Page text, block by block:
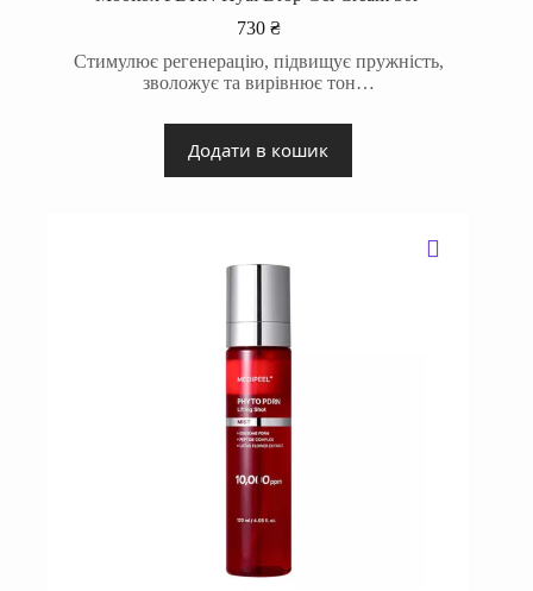
730 ₴
Стимулює регенерацію, підвищує пружність,
зволожує та вирівнює тон…
Додати в кошик